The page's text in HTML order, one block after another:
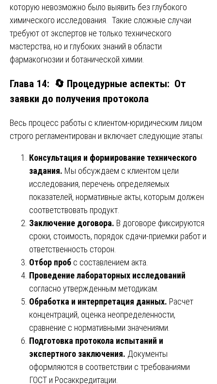
которую невозможно было выявить без глубокого
химического исследования. Такие сложные случаи
требуют от экспертов не только технического
мастерства, но и глубоких знаний в области
фармакогнозии и ботанической химии.
Глава 14: 🔄 Процедурные аспекты: От
заявки до получения протокола
Весь процесс работы с клиентом-юридическим лицом
строго регламентирован и включает следующие этапы:
Консультация и формирование технического
задания. Мы обсуждаем с клиентом цели
исследования, перечень определяемых
показателей, нормативные акты, которым должен
соответствовать продукт.
Заключение договора. В договоре фиксируются
сроки, стоимость, порядок сдачи-приемки работ и
ответственность сторон.
Отбор проб с составлением акта.
Проведение лабораторных исследований
согласно утвержденным методикам.
Обработка и интерпретация данных. Расчет
концентраций, оценка неопределенности,
сравнение с нормативными значениями.
Подготовка протокола испытаний и
экспертного заключения. Документы
оформляются в соответствии с требованиями
ГОСТ и Росаккредитации.